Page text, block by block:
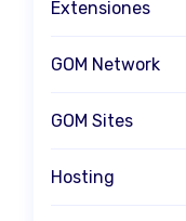
Extensiones
GOM Network
GOM Sites
Hosting